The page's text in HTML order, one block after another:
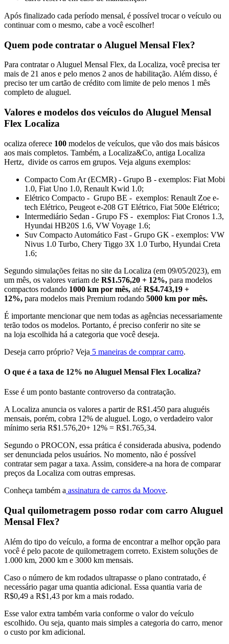
Após finalizado cada período mensal, é possível trocar o veículo ou
continuar com o mesmo, cabe a você escolher!
Quem pode contratar o Aluguel Mensal Flex?
Para contratar o Aluguel Mensal Flex, da Localiza, você precisa ter
mais de 21 anos e pelo menos 2 anos de habilitação. Além disso, é
preciso ter um cartão de crédito com limite de pelo menos 1 mês
completo de aluguel.
Valores e modelos dos veículos do Aluguel Mensal
Flex Localiza
ocaliza oferece 100 modelos de veículos, que vão dos mais básicos
aos mais completos. Também, a Localiza&Co, antiga Localiza
Hertz, divide os carros em grupos. Veja alguns exemplos:
Compacto Com Ar (ECMR) - Grupo B - exemplos: Fiat Mobi
1.0, Fiat Uno 1.0, Renault Kwid 1.0;
Elétrico Compacto - Grupo BE - exemplos: Renault Zoe e-
tech Elétrico, Peugeot e-208 GT Elétrico, Fiat 500e Elétrico;
Intermediário Sedan - Grupo FS - exemplos: Fiat Cronos 1.3,
Hyundai HB20S 1.6, VW Voyage 1.6;
Suv Compacto Automático Fast - Grupo GK - exemplos: VW
Nivus 1.0 Turbo, Chery Tiggo 3X 1.0 Turbo, Hyundai Creta
1.6;
Segundo simulações feitas no site da Localiza (em 09/05/2023), em
um mês, os valores variam de R$1.576,20 + 12%, para modelos
compactos rodando 1000 km por mês, até R$4.743,19 +
12%, para modelos mais Premium rodando 5000 km por mês.
É importante mencionar que nem todas as agências necessariamente
terão todos os modelos. Portanto, é preciso conferir no site se
na loja escolhida há a categoria que você deseja.
Deseja carro próprio? Veja 5 maneiras de comprar carro.
O que é a taxa de 12% no Aluguel Mensal Flex Localiza?
Esse é um ponto bastante controverso da contratação.
A Localiza anuncia os valores a partir de R$1.450 para aluguéis
mensais, porém, cobra 12% de aluguel. Logo, o verdadeiro valor
mínimo seria R$1.576,20+ 12% = R$1.765,34.
Segundo o PROCON, essa prática é considerada abusiva, podendo
ser denunciada pelos usuários. No momento, não é possível
contratar sem pagar a taxa. Assim, considere-a na hora de comparar
preços da Localiza com outras empresas.
Conheça também a assinatura de carros da Moove.
Qual quilometragem posso rodar com carro Aluguel
Mensal Flex?
Além do tipo do veículo, a forma de encontrar a melhor opção para
você é pelo pacote de quilometragem correto. Existem soluções de
1.000 km, 2000 km e 3000 km mensais.
Caso o número de km rodados ultrapasse o plano contratado, é
necessário pagar uma quantia adicional. Essa quantia varia de
R$0,49 a R$1,43 por km a mais rodado.
Esse valor extra também varia conforme o valor do veículo
escolhido. Ou seja, quanto mais simples a categoria do carro, menor
o custo por km adicional.